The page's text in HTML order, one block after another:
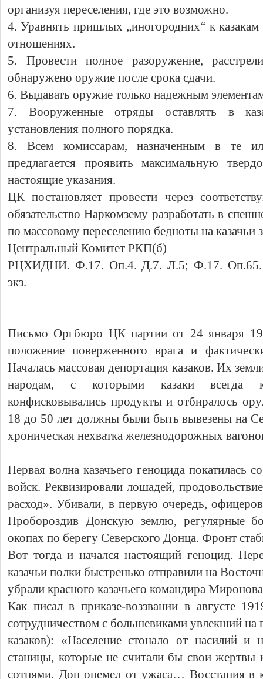
организуя переселения, где это возможно.
4. Уравнять пришлых „иногородних“ к
отношениях.
5. Провести полное разоружение,
обнаружено оружие после срока сдачи.
6. Выдавать оружие только надежным
7. Вооруженные отряды оставлять в
установления полного порядка.
8. Всем комиссарам, назначенным в те
предлагается проявить максимальную
настоящие указания.
ЦК постановляет провести через
обязательство Наркомзему разработать в
по массовому переселению бедноты на казачьи
Центральный Комитет РКП(б)
РЦХИДНИ. Ф.17. Оп.4. Д.7. Л.5; Ф.17. Оп.65.
экз.
Письмо Оргбюро ЦК партии от 24 января
положение поверженного врага и
Началась массовая депортация казаков. Их
народам, с которыми казаки всегда
конфисковывались продукты и отбиралось
18 до 50 лет должны были быть вывезены на
хроническая нехватка железнодорожных
Первая волна казачьего геноцида покатилась
войск. Реквизировали лошадей,
расход». Убивали, в первую очередь,
Пробороздив Донскую землю, регулярные
окопах по берегу Северского Донца. Фронт
Вот тогда и начался настоящий геноцид.
казачьи полки быстренько отправили на
убрали красного казачьего командира
Как писал в приказе-воззвании в августе
сотрудничеством с большевиками увлекший на
казаков): «Население стонало от насилий и
станицы, которые не считали бы свои жертвы
сотнями. Дон онемел от ужаса… Восстания в